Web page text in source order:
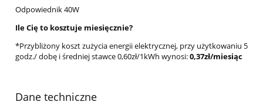
Odpowiednik 40W
Ile Cię to kosztuje miesięcznie?
*Przybliżony koszt zużycia energii elektrycznej, przy użytkowaniu 5
godz./ dobę i średniej stawce 0,60zł/1kWh wynosi:0,37zł/miesiąc
Dane techniczne